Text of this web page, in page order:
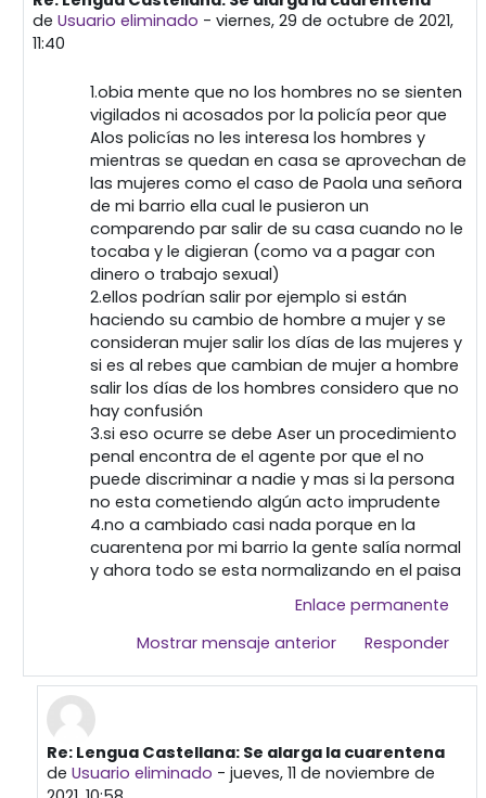
de Usuario eliminado - viernes, 29 de octubre de 2021,
11:40
1.obia mente que no los hombres no se sienten
vigilados ni acosados por la policía peor que
Alos policías no les interesa los hombres y
mientras se quedan en casa se aprovechan de
las mujeres como el caso de Paola una señora
de mi barrio ella cual le pusieron un
comparendo par salir de su casa cuando no le
tocaba y le digieran (como va a pagar con
dinero o trabajo sexual)
2.ellos podrían salir por ejemplo si están
haciendo su cambio de hombre a mujer y se
consideran mujer salir los días de las mujeres y
si es al rebes que cambian de mujer a hombre
salir los días de los hombres considero que no
hay confusión
3.si eso ocurre se debe Aser un procedimiento
penal encontra de el agente por que el no
puede discriminar a nadie y mas si la persona
no esta cometiendo algún acto imprudente
4.no a cambiado casi nada porque en la
cuarentena por mi barrio la gente salía normal
y ahora todo se esta normalizando en el paisa
Enlace permanente
Mostrar mensaje anterior
Responder
En respuesta a Usuario eliminado
Re: Lengua Castellana: Se alarga la cuarentena
de Usuario eliminado - jueves, 11 de noviembre de